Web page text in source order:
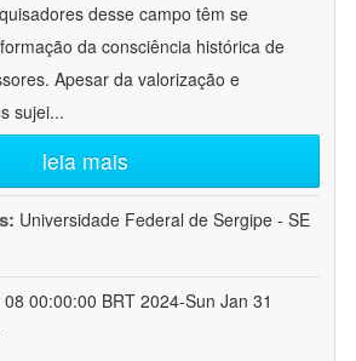
desse campo têm se
da consciência histórica de
Apesar da valorização e
sujei...
leia mais
Universidade Federal de Sergipe - SE
00:00:00 BRT 2024-Sun Jan 31